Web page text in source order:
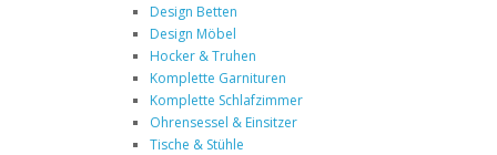
Design Betten
Design Möbel
Hocker & Truhen
Komplette Garnituren
Komplette Schlafzimmer
Ohrensessel & Einsitzer
Tische & Stühle